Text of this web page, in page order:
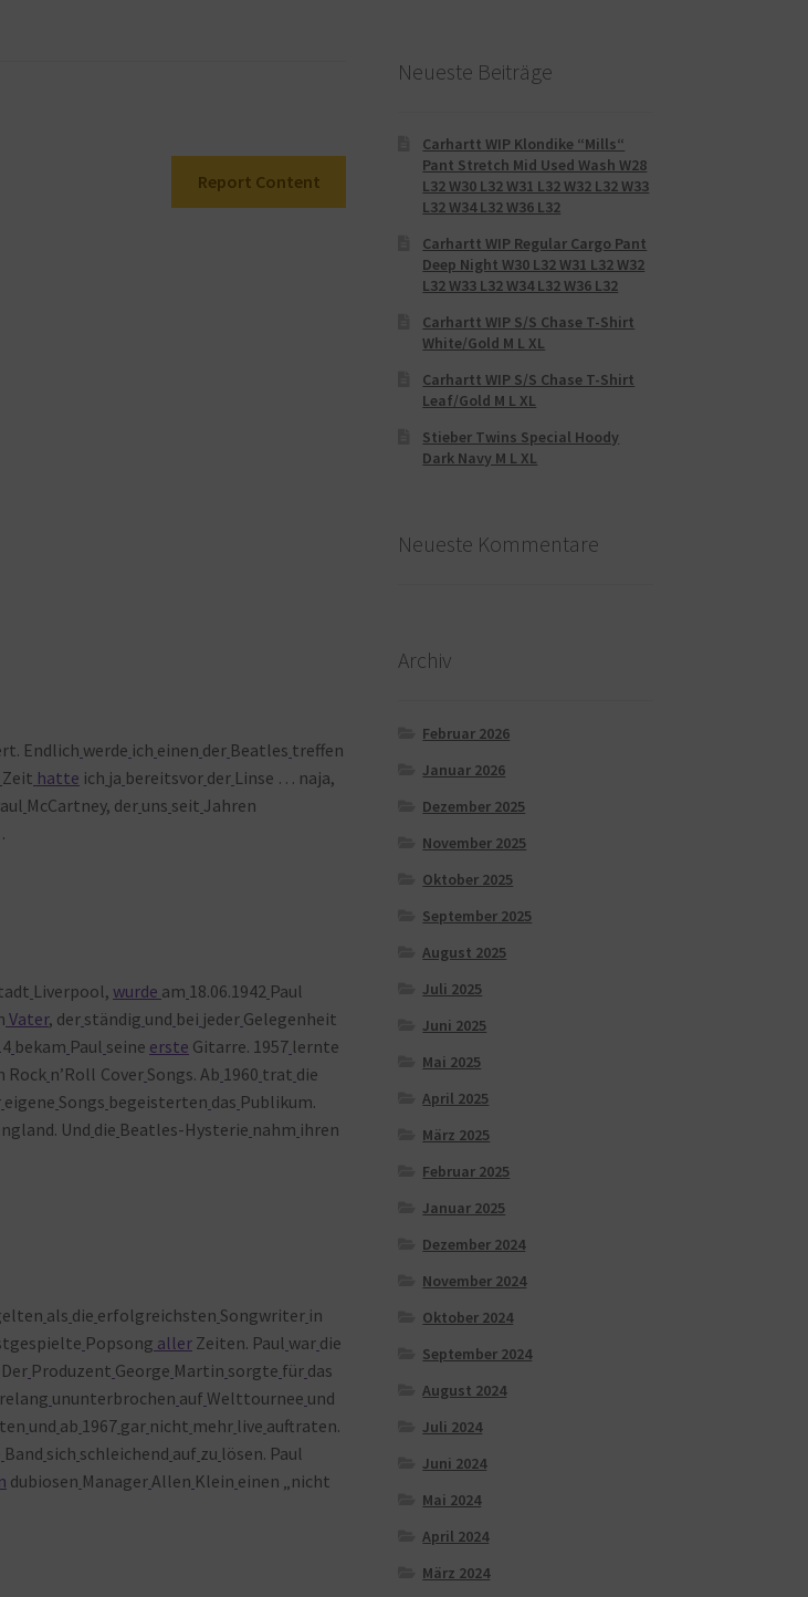
Report Content
Endlich werde ich einen der Beatles treffen
Zeit hatte ich ja bereitsvor der Linse … naja,
McCartney, der uns seit Jahren
Liverpool,wurde am 18.06.1942 Paul
Vater, der ständig und bei jeder Gelegenheit
bekam Paul seine erste Gitarre. 1957 lernte
Rock n’Roll Cover Songs. Ab 1960 trat die
eigene Songs begeisterten das Publikum.
Und die Beatles-Hysterie nahm ihren
als die erfolgreichsten Songwriter in
Popsong aller Zeiten. Paul war die
Produzent George Martin sorgte für das
ununterbrochen auf Welttournee und
und ab 1967 gar nicht mehr live auftraten.
Band sich schleichend auf zu lösen. Paul
dubiosen Manager Allen Klein einen „nicht
Neueste Beiträge
Carhartt WIP Klondike “Mills“
Pant Stretch Mid Used Wash W28
L32 W30 L32 W31 L32 W32 L32 W33
L32 W34 L32 W36 L32
Carhartt WIP Regular Cargo Pant
Deep Night W30 L32 W31 L32 W32
L32 W33 L32 W34 L32 W36 L32
Carhartt WIP S/S Chase T-Shirt
White/Gold M L XL
Carhartt WIP S/S Chase T-Shirt
Leaf/Gold M L XL
Stieber Twins Special Hoody
Dark Navy M L XL
Neueste Kommentare
Archiv
Februar 2026
Januar 2026
Dezember 2025
November 2025
Oktober 2025
September 2025
August 2025
Juli 2025
Juni 2025
Mai 2025
April 2025
März 2025
Februar 2025
Januar 2025
Dezember 2024
November 2024
Oktober 2024
September 2024
August 2024
Juli 2024
Juni 2024
Mai 2024
April 2024
März 2024